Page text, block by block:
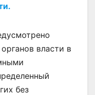
власти в
без